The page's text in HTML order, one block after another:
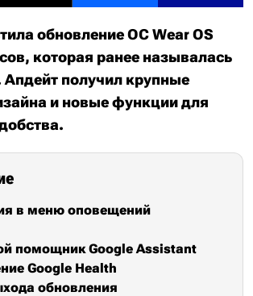
обновление ОС Wear OS
которая ранее называлась
Апдейт получил крупные
и новые функции для
в меню оповещений
помощник Google Assistant
Google Health
обновления